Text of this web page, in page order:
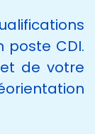
poste CDI.
de votre